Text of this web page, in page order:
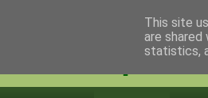
en bici por
This site
are
statistics,